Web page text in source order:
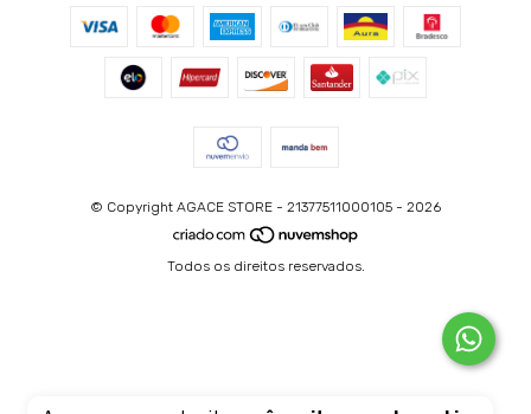
© Copyright AGACE STORE - 21377511000105 - 2026
Todos os direitos reservados.